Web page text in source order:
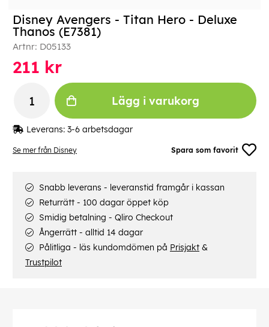
Se mer från Disney Spara som favorit
Disney Avengers - Titan Hero - Deluxe
Thanos (E7381)
Artnr: D05133
211 kr
Lägg i varukorg
Leverans: 3-6 arbetsdagar
Snabb leverans - leveranstid framgår i kassan
Returrätt - 100 dagar öppet köp
Smidig betalning - Qliro Checkout
Ångerrätt - alltid 14 dagar
Pålitliga - läs kundomdömen på Prisjakt &
Trustpilot